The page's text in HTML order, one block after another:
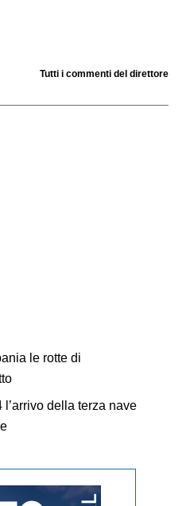
Tutti i commenti del direttore
le rotte di
della terza nave